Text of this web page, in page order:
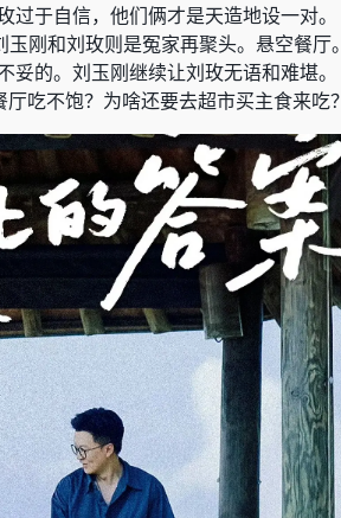
过于自信，他们俩才是天造地设一对。
刚和刘玫则是冤家再聚头。悬空餐厅。
的。刘玉刚继续让刘玫无语和难堪。
吃不饱？为啥还要去超市买主食来吃？